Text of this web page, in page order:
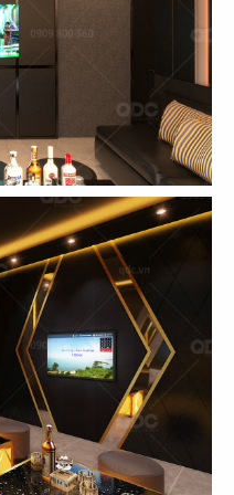
EL GAUCHO
CN Wink Hotel - Đà Nẵng
32
EL GAUCHO
CN Hai Bà Trưng - Q.1
34
EL GAUCHO
CN Lê Lợi